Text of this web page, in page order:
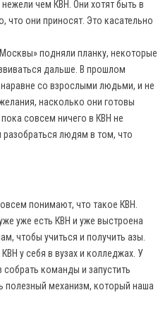
чем КВН. Они хотят быть в
что они приносят. Это касательно
подняли планку, некоторые
дальше. В прошлом
со взрослыми людьми, и не
насколько они готовы
совсем ничего в КВН не
людям в том, что
понимают, что такое КВН.
уже есть КВН и уже выстроена
чтобы учиться и получить азы.
у себя в вузах и колледжах. У
собрать команды и запустить
полезный механизм, который наша